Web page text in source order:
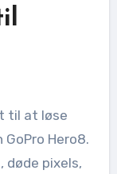
til at løse
Hero8.
døde pixels,